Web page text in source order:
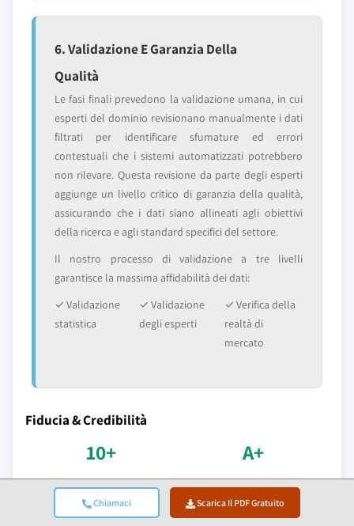
Chiamaci Scarica Il PDF Gratuito
6. Validazione E Garanzia Della
Qualità
Le fasi finali prevedono la validazione umana, in cui
esperti del dominio revisionano manualmente i dati
filtrati per identificare sfumature ed errori
contestuali che i sistemi automatizzati potrebbero
non rilevare. Questa revisione da parte degli esperti
aggiunge un livello critico di garanzia della qualità,
assicurando che i dati siano allineati agli obiettivi
della ricerca e agli standard specifici del settore.
Il nostro processo di validazione a tre livelli
garantisce la massima affidabilità dei dati:
✓ Validazione
statistica
✓ Validazione
degli esperti
✓ Verifica della
realtà di
mercato
Fiducia & Credibilità
10+
Anni di servizio
Consegna coerente dalla
A+
Accreditamento BBB
Standard professionali e